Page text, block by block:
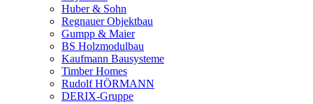
Huber & Sohn
Regnauer Objektbau
Gumpp & Maier
BS Holzmodulbau
Kaufmann Bausysteme
Timber Homes
Rudolf HÖRMANN
DERIX-Gruppe